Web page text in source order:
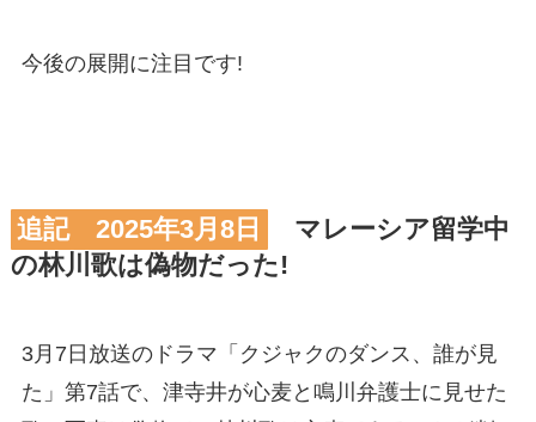
今後の展開に注目です!
追記 2025年3月8日
マレーシア留学中
の林川歌は偽物だった!
3月7日放送のドラマ「クジャクのダンス、誰が見
た」第7話で、津寺井が心麦と鳴川弁護士に見せた